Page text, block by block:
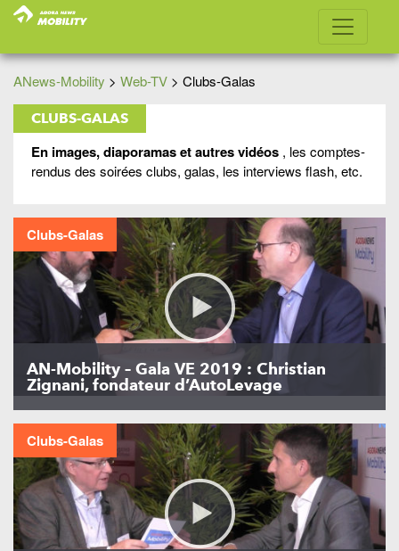
ANews-Mobility > Web-TV > Clubs-Galas
CLUBS-GALAS
En images, diaporamas et autres vidéos , les comptes-
rendus des soirées clubs, galas, les interviews flash, etc.
Clubs-Galas
AN-Mobility – Gala VE 2019 : Christian
Zignani, fondateur d’AutoLevage
Clubs-Galas